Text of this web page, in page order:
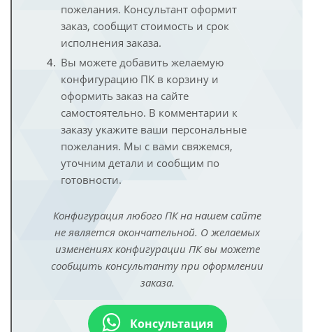
пожелания. Консультант оформит
заказ, сообщит стоимость и срок
исполнения заказа.
Вы можете добавить желаемую
конфигурацию ПК в корзину и
оформить заказ на сайте
самостоятельно. В комментарии к
заказу укажите ваши персональные
пожелания. Мы с вами свяжемся,
уточним детали и сообщим по
готовности.
Конфигурация любого ПК на нашем сайте
не является окончательной. О желаемых
изменениях конфигурации ПК вы можете
сообщить консультанту при оформлении
заказа.
Консультация